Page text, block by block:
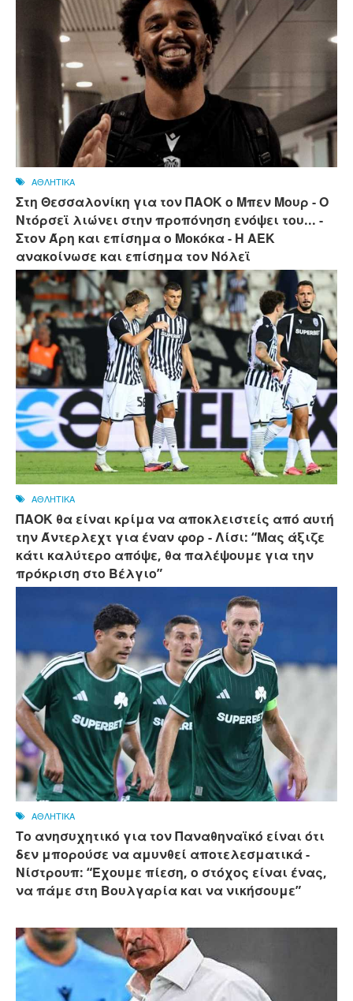
ΑΘΛΗΤΙΚΑ
Στη Θεσσαλονίκη για τον ΠΑΟΚ ο Μπεν Μουρ - Ο
Ντόρσεϊ λιώνει στην προπόνηση ενόψει του... -
Στον Άρη και επίσημα ο Μοκόκα - Η ΑΕΚ
ανακοίνωσε και επίσημα τον Νόλεϊ
ΑΘΛΗΤΙΚΑ
ΠΑΟΚ θα είναι κρίμα να αποκλειστείς από αυτή
την Άντερλεχτ για έναν φορ - ​​Λίσι: “Μας άξιζε
κάτι καλύτερο απόψε, θα παλέψουμε για την
πρόκριση στο Βέλγιο”
ΑΘΛΗΤΙΚΑ
Το ανησυχητικό για τον Παναθηναϊκό είναι ότι
δεν μπορούσε να αμυνθεί αποτελεσματικά -
Νίστρουπ: “Έχουμε πίεση, ο στόχος είναι ένας,
να πάμε στη Βουλγαρία και να νικήσουμε”